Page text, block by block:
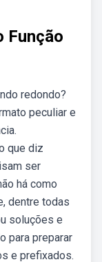
Função
redondo?
peculiar e
que diz
ser
há como
dentre todas
soluções e
para preparar
e prefixados.